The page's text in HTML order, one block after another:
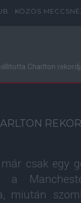
KÖZÖS
Charlton
csak egy
miután